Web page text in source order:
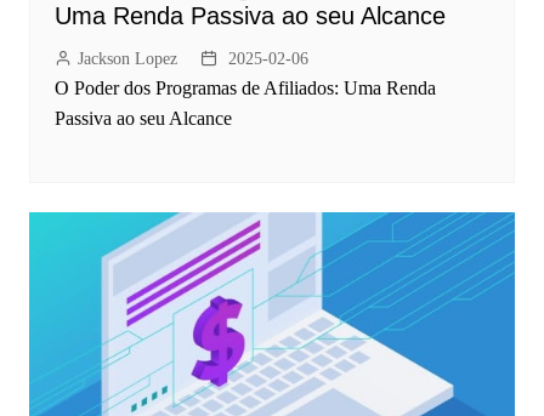
Uma Renda Passiva ao seu Alcance
Jackson Lopez 2025-02-06
O Poder dos Programas de Afiliados: Uma Renda
Passiva ao seu Alcance